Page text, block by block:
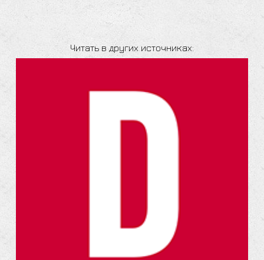
Читать в других источниках: